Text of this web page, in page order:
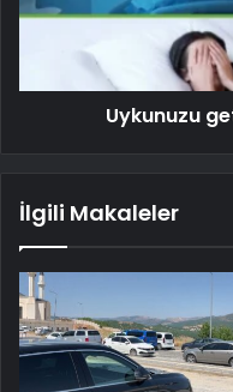
Uykunuzu
İlgili Makaleler